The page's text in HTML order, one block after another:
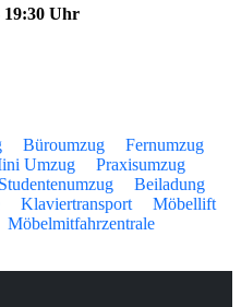
19:30 Uhr
Büroumzug
Fernumzug
Umzug
Praxisumzug
Studentenumzug
Beiladung
Klaviertransport
Möbellift
Möbelmitfahrzentrale